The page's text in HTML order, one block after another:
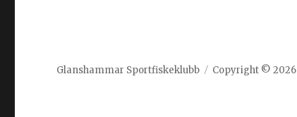
Glanshammar Sportfiskeklubb Copyright © 2026